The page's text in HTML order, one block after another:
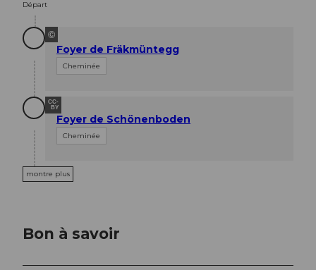
Départ
©
Foyer de Fräkmüntegg
Cheminée
CC-
BY
Foyer de Schönenboden
Cheminée
montre plus
Bon à savoir